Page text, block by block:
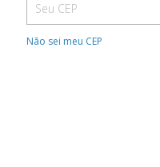
Não sei meu CEP